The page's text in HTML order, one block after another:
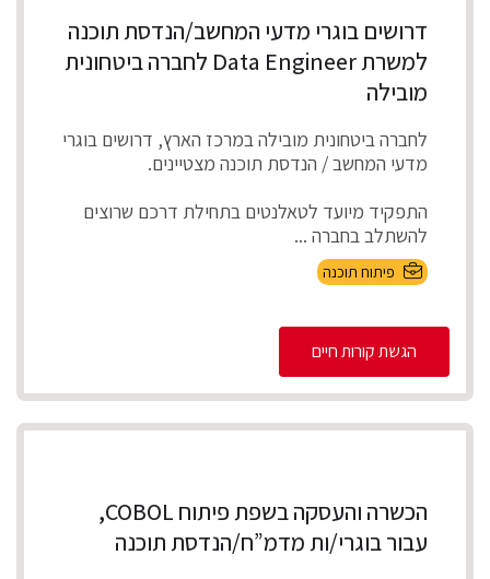
דרושים בוגרי מדעי המחשב/הנדסת תוכנה
למשרת Data Engineer לחברה ביטחונית
מובילה
לחברה ביטחונית מובילה במרכז הארץ, דרושים בוגרי
מדעי המחשב / הנדסת תוכנה מצטיינים.
התפקיד מיועד לטאלנטים בתחילת דרכם שרוצים
להשתלב בחברה ...
פיתוח תוכנה
הגשת קורות חיים
הכשרה והעסקה בשפת פיתוח COBOL,
עבור בוגרי/ות מדמ”ח/הנדסת תוכנה